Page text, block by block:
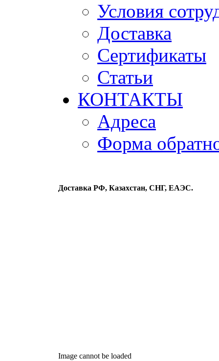
Условия
Доставка
Сертификаты
Статьи
КОНТАКТЫ
Адреса
Форма
Доставка РФ, Казахстан, СНГ, ЕАЭС.
Image cannot be loaded